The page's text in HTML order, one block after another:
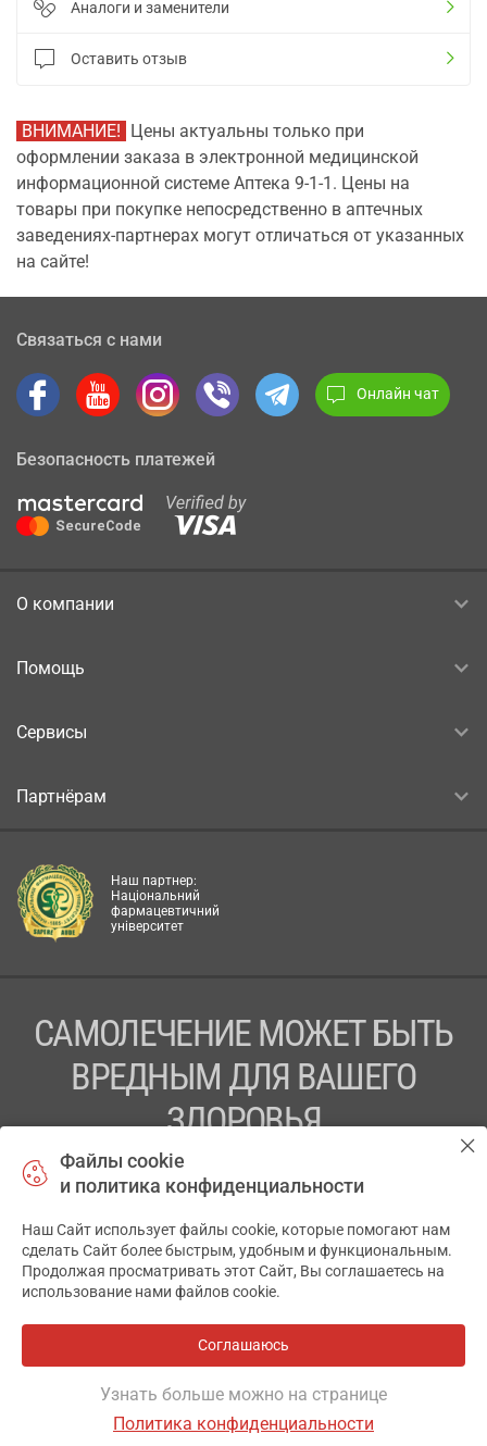
Аналоги и заменители
Оставить отзыв
ВНИМАНИЕ! Цены актуальны только при
оформлении заказа в электронной медицинской
информационной системе Аптека 9-1-1. Цены на
товары при покупке непосредственно в аптечных
заведениях-партнерах могут отличаться от указанных
на сайте!
Связаться с нами
Онлайн чат
Безопасность платежей
О компании
Помощь
Сервисы
Партнёрам
Наш партнер:
Національний
фармацевтичний
університет
САМОЛЕЧЕНИЕ МОЖЕТ БЫТЬ
ВРЕДНЫМ ДЛЯ ВАШЕГО
ЗДОРОВЬЯ
ПЕРЕД ПРИМЕНЕНИЕМ ПРЕПАРАТА
ПРОКОНСУЛЬТИРУЙТЕСЬ С ВРАЧОМ
ТОВ «АПТЕКА 911.ЮА» Код ЄДРПОУ 43631965.
Отказ от ответственности
АПТЕКА911.ЮА
Файлы cookie
и политика конфиденциальности
Наш Сайт использует файлы cookie, которые помогают нам
сделать Сайт более быстрым, удобным и функциональным.
Продолжая просматривать этот Сайт, Вы соглашаетесь на
использование нами файлов cookie.
Соглашаюсь
Узнать больше можно на странице
Политика конфиденциальности
✕